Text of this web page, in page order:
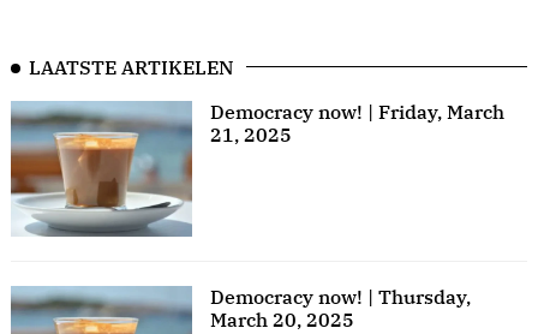
LAATSTE ARTIKELEN
Democracy now! | Friday, March
21, 2025
Democracy now! | Thursday,
March 20, 2025